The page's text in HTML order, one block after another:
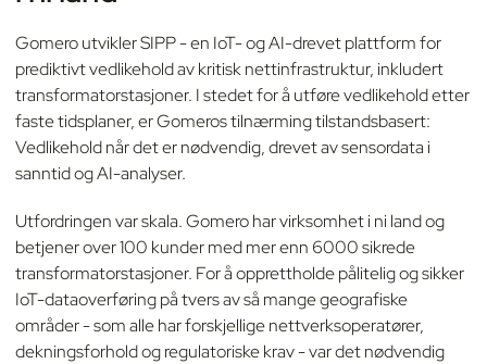
Gomero utvikler SIPP - en IoT- og AI-drevet plattform for
prediktivt vedlikehold av kritisk nettinfrastruktur, inkludert
transformatorstasjoner. I stedet for å utføre vedlikehold etter
faste tidsplaner, er Gomeros tilnærming tilstandsbasert:
Vedlikehold når det er nødvendig, drevet av sensordata i
sanntid og AI-analyser.
Utfordringen var skala. Gomero har virksomhet i ni land og
betjener over 100 kunder med mer enn 6000 sikrede
transformatorstasjoner. For å opprettholde pålitelig og sikker
IoT-dataoverføring på tvers av så mange geografiske
områder - som alle har forskjellige nettverksoperatører,
dekningsforhold og regulatoriske krav - var det nødvendig